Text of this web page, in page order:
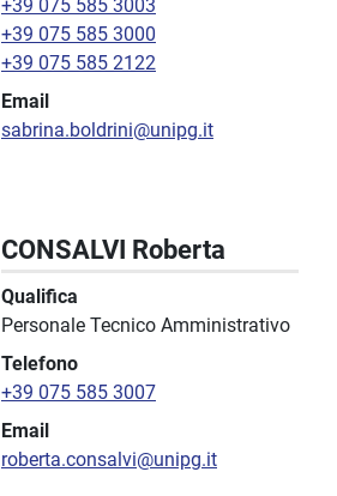
+39 075 585 3003
+39 075 585 3000
+39 075 585 2122
Email
sabrina.boldrini@unipg.it
CONSALVI Roberta
Qualifica
Personale Tecnico Amministrativo
Telefono
+39 075 585 3007
Email
roberta.consalvi@unipg.it